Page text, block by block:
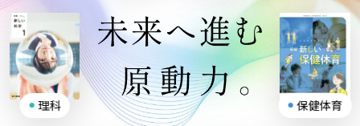
理科 保健体育